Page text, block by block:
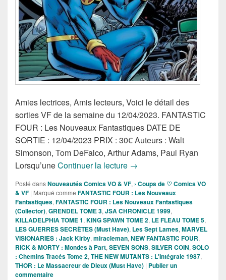
Amies lectrices, Amis lecteurs, Voici le détail des
sorties VF de la semaine du 12/04/2023. FANTASTIC
FOUR : Les Nouveaux Fantastiques DATE DE
SORTIE : 12/04/2023 PRIX : 30€ Auteurs : Walt
Simonson, Tom DeFalco, Arthur Adams, Paul Ryan
Lorsqu’uneContinuer la lecture Sortie des Comics VF de
→
Posté dansNouveautés Comics VO & VF, › Coups de ♡ Comics VO
& VF | Marqué comme FANTASTIC FOUR : Les Nouveaux
Fantastiques, FANTASTIC FOUR : Les Nouveaux Fantastiques
(Collector), GRENDEL TOME 3, JSA CHRONICLE 1999,
KILLADELPHIA TOME 1, KING SPAWN TOME 2, LE FLEAU TOME 5,
LES GUERRES SECRÈTES (Must Have), Les Sept Lames, MARVEL
VISIONARIES : Jack Kirby, miracleman, NEW FANTASTIC FOUR,
RICK & MORTY : Mondes à Part, SEVEN SONS, SILVER COIN, SOLO
: Chemins Tracés Tome 2, THE NEW MUTANTS : L'Intégrale 1987,
THOR : Le Massacreur de Dieux (Must Have) | Publier un
commentaire